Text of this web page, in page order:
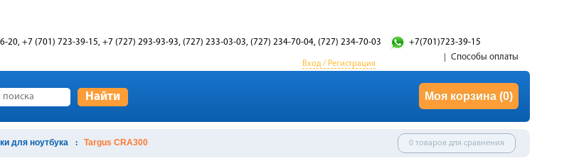
20, +7 (701) 723-39-15, +7 (727) 293-93-93, (727) 233-03-03, (727) 234-70-04, (727) 234-70-03 +7(701)723-39-15
Вход / Регистрация
Способы оплаты
Найти Моя корзина (0)
для ноутбука Targus CRA300 0 товаров для сравнения